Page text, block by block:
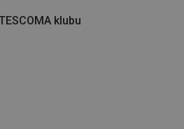
klubu